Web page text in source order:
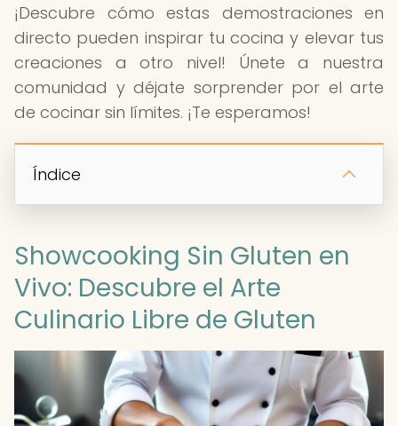
¡Descubre cómo estas demostraciones en
directo pueden inspirar tu cocina y elevar tus
creaciones a otro nivel! Únete a nuestra
comunidad y déjate sorprender por el arte
de cocinar sin límites. ¡Te esperamos!
Índice
Showcooking Sin Gluten en
Vivo: Descubre el Arte
Culinario Libre de Gluten